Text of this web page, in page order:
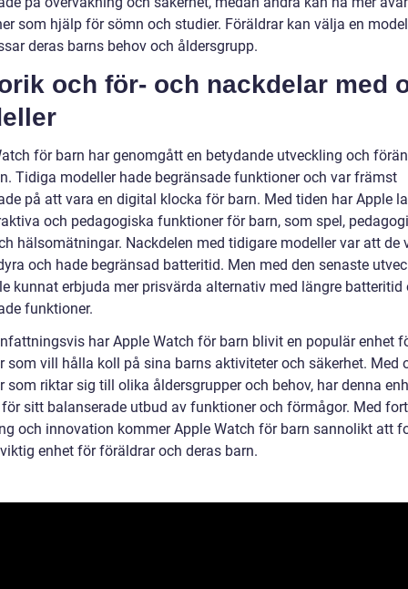
som hjälp för sömn och studier. Föräldrar kan välja en
deras barns behov och åldersgrupp.
och för- och nackdelar med
för barn har genomgått en betydande utveckling och
Tidiga modeller hade begränsade funktioner och var främst
på att vara en digital klocka för barn. Med tiden har Apple
och pedagogiska funktioner för barn, som spel,
hälsomätningar. Nackdelen med tidigare modeller var att de
och hade begränsad batteritid. Men med den senaste
kunnat erbjuda mer prisvärda alternativ med längre batteritid
funktioner.
har Apple Watch för barn blivit en populär enhet
som vill hålla koll på sina barns aktiviteter och säkerhet. Med
som riktar sig till olika åldersgrupper och behov, har denna
sitt balanserade utbud av funktioner och förmågor. Med
och innovation kommer Apple Watch för barn sannolikt att
enhet för föräldrar och deras barn.